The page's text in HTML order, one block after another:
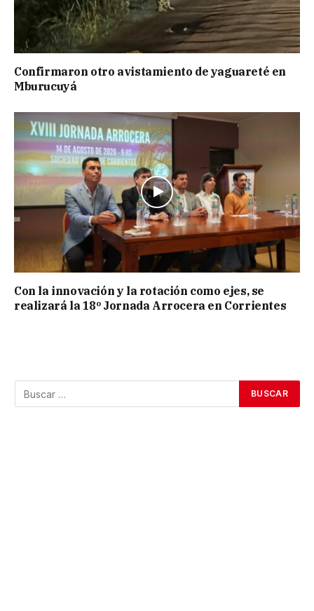
Confirmaron otro avistamiento de yaguareté en
Mburucuyá
Con la innovación y la rotación como ejes, se
realizará la 18º Jornada Arrocera en Corrientes